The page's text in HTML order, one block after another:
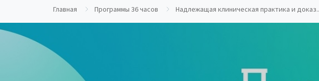
Главная Программы 36 часов Надлежащая клиническая практика и